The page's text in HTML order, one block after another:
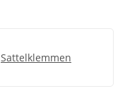
Sattelklemmen